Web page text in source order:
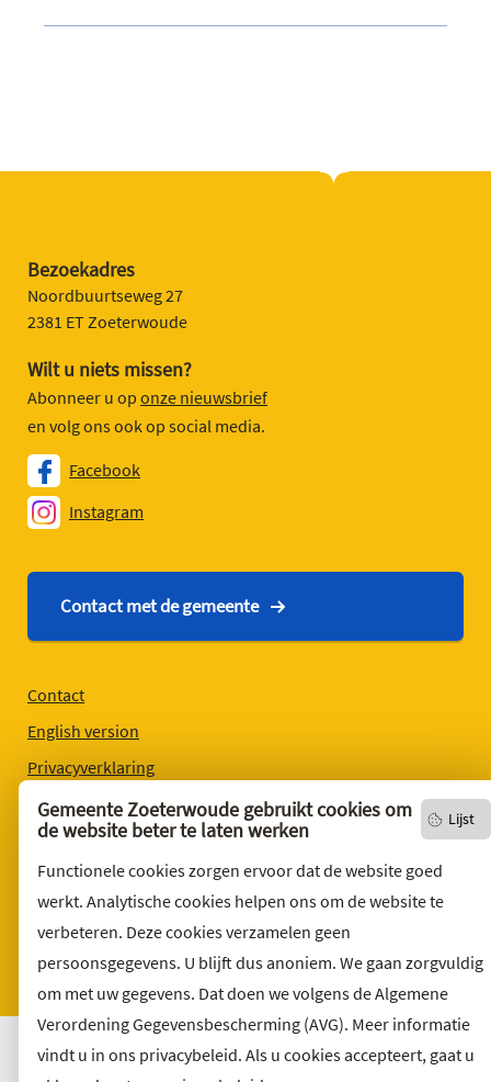
Lijst
Gemeente Zoeterwoude gebruikt cookies om
de website beter te laten werken
Functionele cookies zorgen ervoor dat de website goed
werkt. Analytische cookies helpen ons om de website te
verbeteren. Deze cookies verzamelen geen
persoonsgegevens. U blijft dus anoniem. We gaan zorgvuldig
om met uw gegevens. Dat doen we volgens de Algemene
Verordening Gegevensbescherming (AVG). Meer informatie
vindt u in ons privacybeleid. Als u cookies accepteert, gaat u
Bezoekadres
Noordbuurtseweg 27
2381 ET Zoeterwoude
Wilt u niets missen?
Abonneer u op onze nieuwsbrief
en volg ons ook op social media.
Facebook
Instagram
Contact met de gemeente
Contact
English version
Privacyverklaring
Over deze website
Sitemap
Toegankelijkheid
Klacht indienen
Vacatures